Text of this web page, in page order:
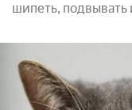
шипеть, подвывать